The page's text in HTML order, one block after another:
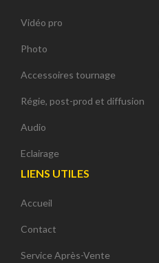
Vidéo pro
Photo
Accessoires tournage
Régie, post-prod et diffusion
Audio
Eclairage
LIENS UTILES
Accueil
Contact
Service Après-Vente